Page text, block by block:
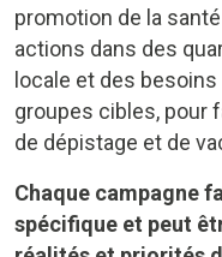
promotion de la
actions dans des
locale et des
groupes cibles, pour
de dépistage et de
Chaque campagne
spécifique et peut